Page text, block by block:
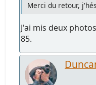
Merci du retour,
J'ai mis deux
85.